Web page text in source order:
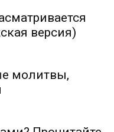
версия)
молитвы,